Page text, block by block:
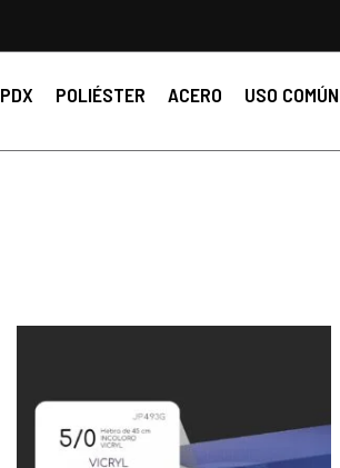
PDX POLIÉSTER ACERO USO COMÚN